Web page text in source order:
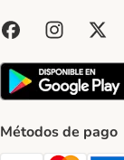
Métodos de pago